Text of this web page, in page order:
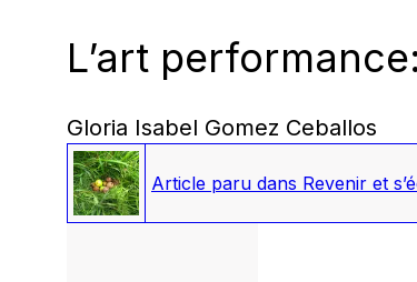
L’art
Gloria Isabel Gomez Ceballos
Article paru dans Revenir et